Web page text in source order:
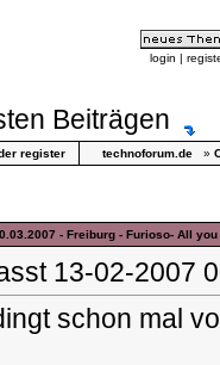
login |
Beiträgen
register technoforum.de»
- Freiburg - Furioso- All
13-02-
schon mal